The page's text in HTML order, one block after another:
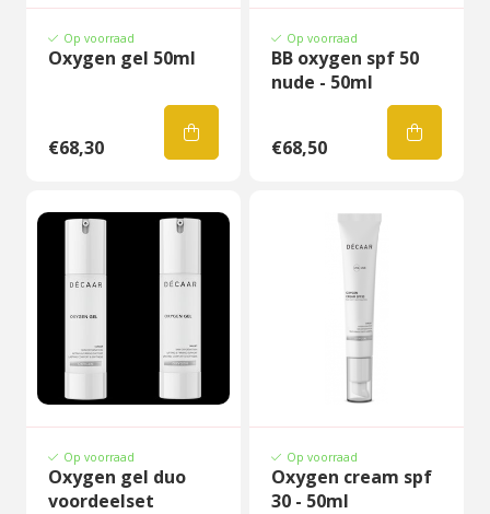
Op voorraad
Oxygen gel 50ml
€68,30
Op voorraad
BB oxygen spf 50
nude - 50ml
€68,50
Op voorraad
Oxygen gel duo
voordeelset
Op voorraad
Oxygen cream spf
30 - 50ml